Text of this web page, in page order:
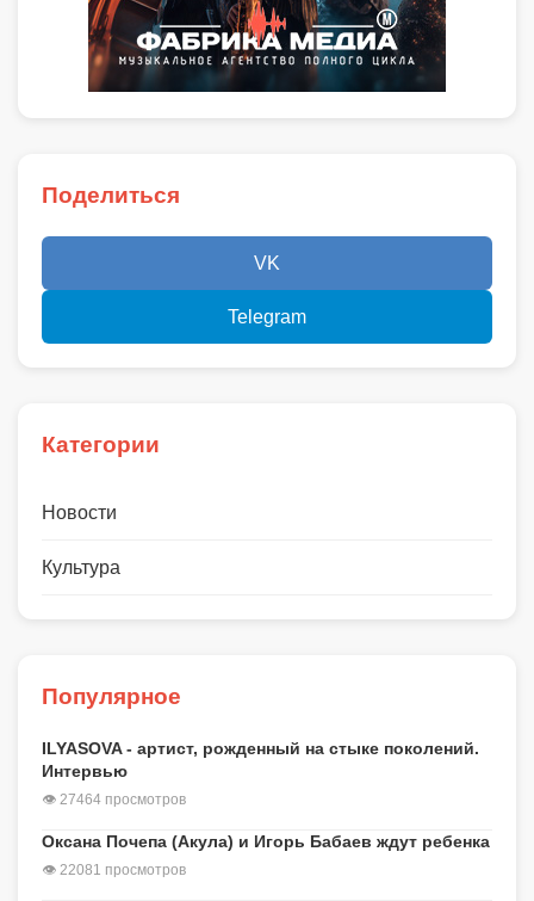
Поделиться
VK
Telegram
Категории
Новости
Культура
Популярное
ILYASOVA - артист, рожденный на стыке поколений.
Интервью
👁 27464 просмотров
Оксана Почепа (Акула) и Игорь Бабаев ждут ребенка
👁 22081 просмотров